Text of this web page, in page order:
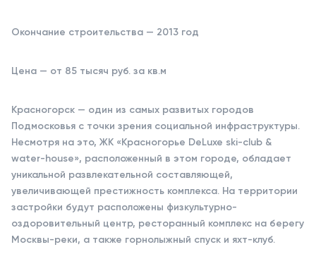
Окончание строительства — 2013 год
Цена — от 85 тысяч руб. за кв.м
Красногорск — один из самых развитых городов
Подмосковья с точки зрения социальной инфраструктуры.
Несмотря на это, ЖК «Красногорье DeLuxe ski-club &
water-house», расположенный в этом городе, обладает
уникальной развлекательной составляющей,
увеличивающей престижность комплекса. На территории
застройки будут расположены физкультурно-
оздоровительный центр, ресторанный комплекс на берегу
Москвы-реки, а также горнолыжный спуск и яхт-клуб.